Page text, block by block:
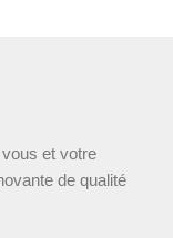
et votre
de qualité